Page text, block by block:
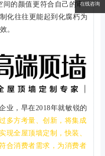
在线咨询
间的颜值更符合自己的审
化往往更能起到化腐朽为
。
业，早在2018年就敏锐的
多方考量、创新，将集成
现全屋顶墙定制，快装、
合消费者需求，为消费者